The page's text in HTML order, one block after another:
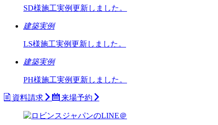
SD様施工実例更新しました。
建築実例
LS様施工実例更新しました。
建築実例
PH様施工実例更新しました。
資料請求 来場予約